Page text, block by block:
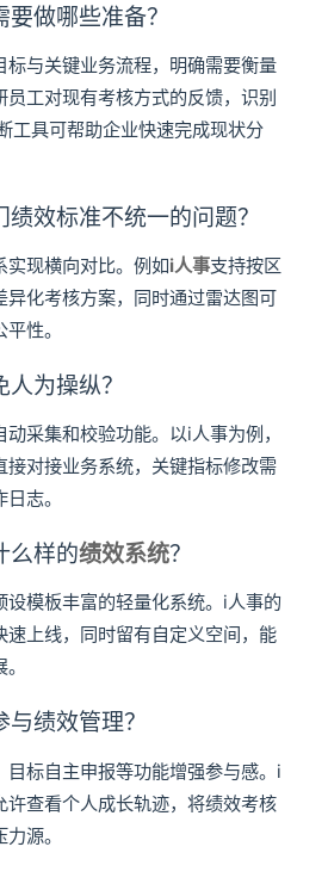
做哪些准备？
标与关键业务流程，明确需要衡量
工对现有考核方式的反馈，识别
工具可帮助企业快速完成现状分
效标准不统一的问题？
实现横向对比。例如i人事支持按区
异化考核方案，同时通过雷达图可
性。
为操纵？
采集和校验功能。以i人事为例，
接对接业务系统，关键指标修改需
志。
么样的绩效系统？
设模板丰富的轻量化系统。i人事的
速上线，同时留有自定义空间，能
绩效管理？
目标自主申报等功能增强参与感。i
许查看个人成长轨迹，将绩效考核
源。